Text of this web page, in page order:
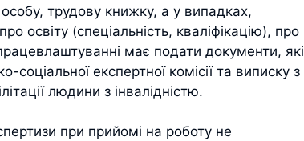
трудову книжку, а у випадках,
освіту (спеціальність, кваліфікацію), про
має подати документи, які
експертної комісії та виписку з
людини з інвалідністю.
при прийомі на роботу не